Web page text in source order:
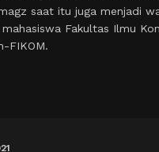
saat itu juga menjadi
Fakultas Ilmu
FIKOM.